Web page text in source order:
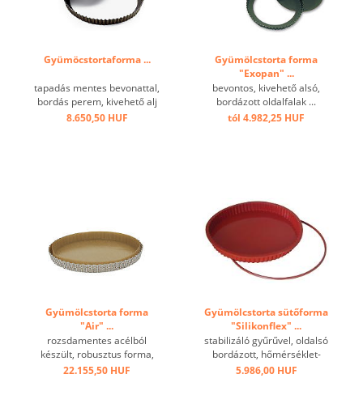
Gyümöcstortaforma ...
tapadás mentes bevonattal,
bordás perem, kivehető alj
...
8.650,50 HUF
Gyümölcstorta forma
"Exopan" ...
bevontos, kivehető alsó,
bordázott oldalfalak ...
tól 4.982,25 HUF
Gyümölcstorta forma
"Air" ...
rozsdamentes acélból
készült, robusztus forma,
hullámos, intenzív
22.155,50 HUF
Gyümölcstorta sütőforma
"Silikonflex" ...
stabilizáló gyűrűvel, oldalsó
bordázott, hőmérséklet-
tartomány: -60 ° C és + 280
5.986,00 HUF